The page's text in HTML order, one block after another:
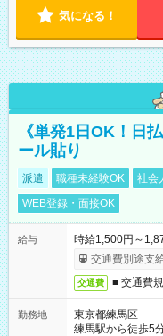
気になる！
《単発1日OK！日
ール貼り
派遣 職種未経験OK 社会
WEB登録・面接OK
給与
時給1,500円～
交通費別途支
交通費 ■ 交通費
勤務地
東京都練馬区
練馬駅から徒歩5